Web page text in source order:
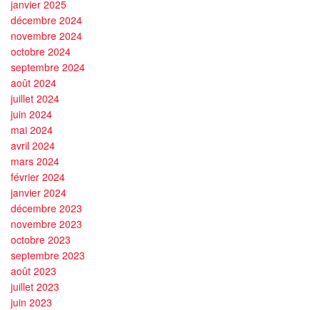
janvier 2025
décembre 2024
novembre 2024
octobre 2024
septembre 2024
août 2024
juillet 2024
juin 2024
mai 2024
avril 2024
mars 2024
février 2024
janvier 2024
décembre 2023
novembre 2023
octobre 2023
septembre 2023
août 2023
juillet 2023
juin 2023